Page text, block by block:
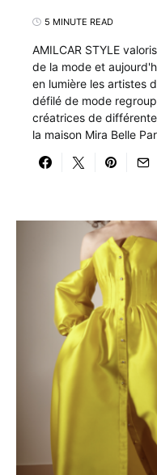
5 MINUTE READ
AMILCAR STYLE
de la mode et
en lumière les artistes
défilé de mode
créatrices de
la maison Mira Belle